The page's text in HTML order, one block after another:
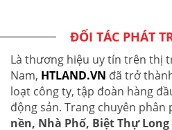
ĐỐI TÁC PHÁT
Là thương hiệu uy tín trên thị
Nam, HTLAND.VN đã trở
loạt công ty, tập đoàn hàng
động sản. Trang chuyên phân
nền, Nhà Phố, Biệt Thự